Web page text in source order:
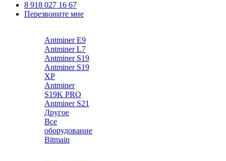
8 918 027 16 67
Перезвоните мне
Antminer E9
Antminer L7
Antminer S19
Antminer S19
XP
Antminer
S19K PRO
Antminer S21
Другое
Все
оборудование
Bitmain